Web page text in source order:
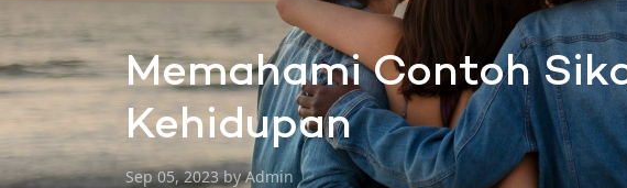
Memahami Contoh
Kehidupan
Sep 05, 2023 by Admin